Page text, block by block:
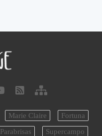
Marie Claire
Fortuna
Parabrisas Supercampo